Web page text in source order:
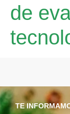
de
TE